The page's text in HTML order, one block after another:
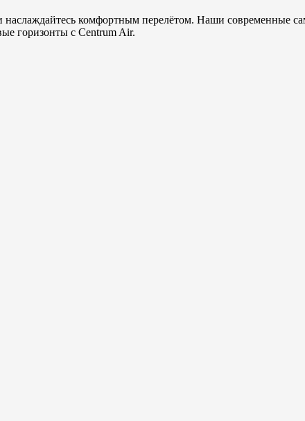
комфортным перелётом. Наши современные
горизонты с Centrum Air.